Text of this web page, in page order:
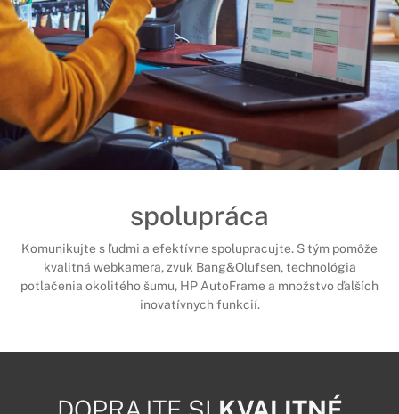
spolupráca
Komunikujte s ľudmi a efektívne spolupracujte. S tým pomôže
kvalitná webkamera, zvuk Bang&Olufsen, technológia
potlačenia okolitého šumu, HP AutoFrame a množstvo ďalších
inovatívnych funkcií.